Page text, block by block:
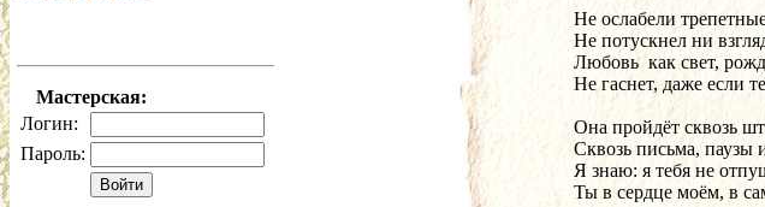
Мастерская:
Логин:
Пароль:
Не ослабели
Не потускнел ни
Любовь  как свет,
Не гаснет, даже если
Она пройдёт сквозь
Сквозь письма, паузы
Я знаю: я тебя не
Ты в сердце моём, в